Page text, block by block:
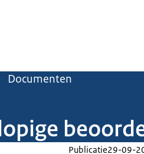
Documenten
Publicatie29-09-